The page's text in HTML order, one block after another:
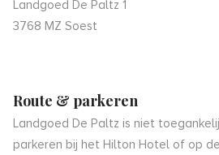
Landgoed De Paltz 1
3768 MZ Soest
Route & parkeren
Landgoed De Paltz is niet
parkeren bij het Hilton Hotel of op